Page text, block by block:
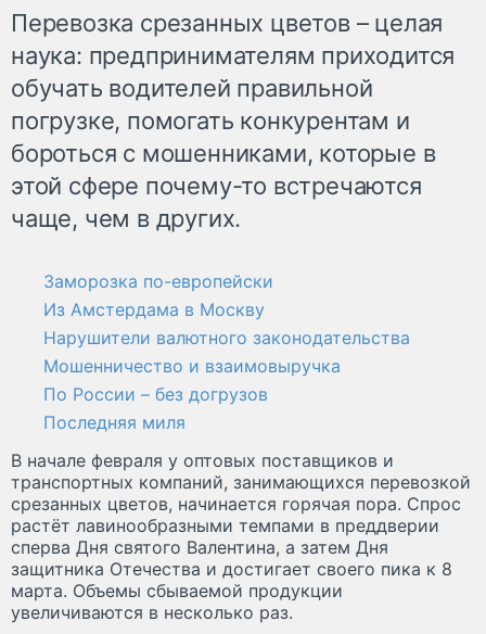
Перевозка срезанных цветов – целая
наука: предпринимателям приходится
обучать водителей правильной
погрузке, помогать конкурентам и
бороться с мошенниками, которые в
этой сфере почему-то встречаются
чаще, чем в других.
Заморозка по-европейски
Из Амстердама в Москву
Нарушители валютного законодательства
Мошенничество и взаимовыручка
По России – без догрузов
Последняя миля
В начале февраля у оптовых поставщиков и
транспортных компаний, занимающихся перевозкой
срезанных цветов, начинается горячая пора. Спрос
растёт лавинообразными темпами в преддверии
сперва Дня святого Валентина, а затем Дня
защитника Отечества и достигает своего пика к 8
марта. Объемы сбываемой продукции
увеличиваются в несколько раз.